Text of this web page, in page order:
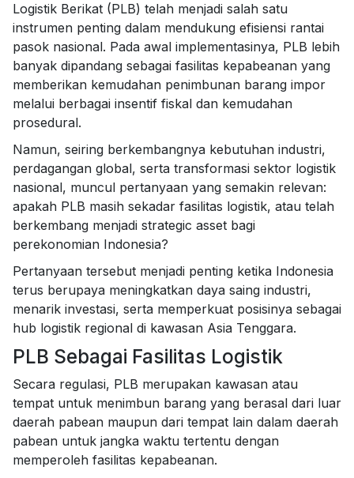
Logistik Berikat (PLB) telah menjadi salah satu
instrumen penting dalam mendukung efisiensi rantai
pasok nasional. Pada awal implementasinya, PLB lebih
banyak dipandang sebagai fasilitas kepabeanan yang
memberikan kemudahan penimbunan barang impor
melalui berbagai insentif fiskal dan kemudahan
prosedural.
Namun, seiring berkembangnya kebutuhan industri,
perdagangan global, serta transformasi sektor logistik
nasional, muncul pertanyaan yang semakin relevan:
apakah PLB masih sekadar fasilitas logistik, atau telah
berkembang menjadi strategic asset bagi
perekonomian Indonesia?
Pertanyaan tersebut menjadi penting ketika Indonesia
terus berupaya meningkatkan daya saing industri,
menarik investasi, serta memperkuat posisinya sebagai
hub logistik regional di kawasan Asia Tenggara.
PLB Sebagai Fasilitas Logistik
Secara regulasi, PLB merupakan kawasan atau
tempat untuk menimbun barang yang berasal dari luar
daerah pabean maupun dari tempat lain dalam daerah
pabean untuk jangka waktu tertentu dengan
memperoleh fasilitas kepabeanan.